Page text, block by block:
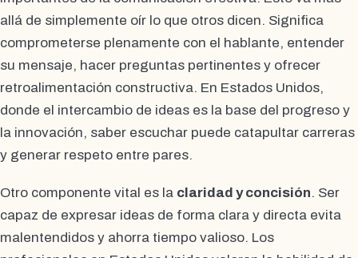
allá de simplemente oír lo que otros dicen. Significa
comprometerse plenamente con el hablante, entender
su mensaje, hacer preguntas pertinentes y ofrecer
retroalimentación constructiva. En Estados Unidos,
donde el intercambio de ideas es la base del progreso y
la innovación, saber escuchar puede catapultar carreras
y generar respeto entre pares.
Otro componente vital es la claridad y concisión. Ser
capaz de expresar ideas de forma clara y directa evita
malentendidos y ahorra tiempo valioso. Los